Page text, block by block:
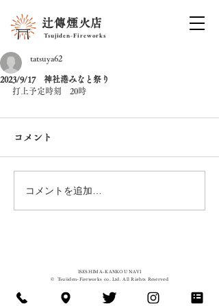
Tsujiden-Fireworks
辻傳煙火店
2023/9/17 神社港みなと祭り
tatsuya62
打上予定時刻　20時
コメント
コメントを追加…
ISESHIMA-KANKOU NAVI
©
Tsujiden-Fireworks co.,Ltd. All Rights Reserved